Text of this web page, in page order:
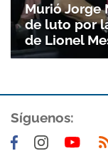
Murió Jorge
de luto por
de Lionel
Síguenos: